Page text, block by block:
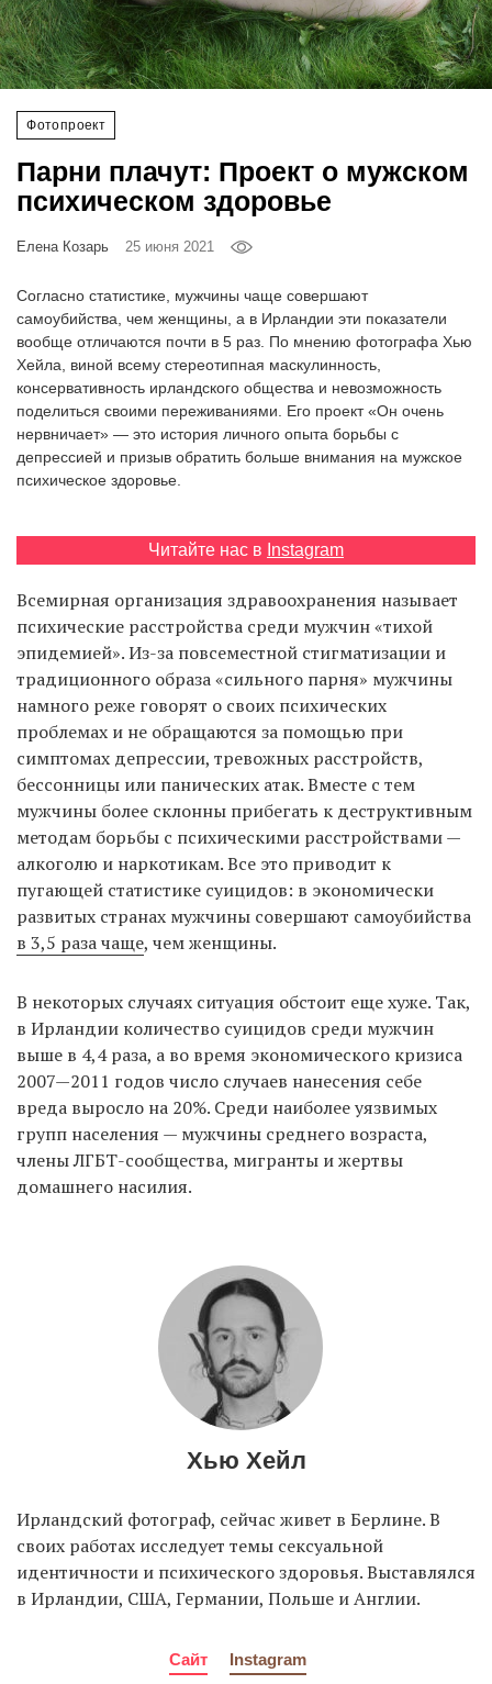
EN
UA
Фотопроект
Парни плачут: Проект о мужском
психическом здоровье
Елена Козарь 25 июня 2021
Согласно статистике, мужчины чаще совершают
самоубийства, чем женщины, а в Ирландии эти показатели
вообще отличаются почти в 5 раз. По мнению фотографа Хью
Хейла, виной всему стереотипная маскулинность,
консервативность ирландского общества и невозможность
поделиться своими переживаниями. Его проект «Он очень
нервничает» — это история личного опыта борьбы с
депрессией и призыв обратить больше внимания на мужское
психическое здоровье.
Читайте нас в Instagram
Всемирная организация здравоохранения называет
психические расстройства среди мужчин «тихой
эпидемией». Из-за повсеместной стигматизации и
традиционного образа «сильного парня» мужчины
намного реже говорят о своих психических
проблемах и не обращаются за помощью при
симптомах депрессии, тревожных расстройств,
бессонницы или панических атак. Вместе с тем
мужчины более склонны прибегать к деструктивным
методам борьбы с психическими расстройствами —
алкоголю и наркотикам. Все это приводит к
пугающей статистике суицидов: в экономически
развитых странах мужчины совершают самоубийства
в 3,5 раза чаще, чем женщины.
В некоторых случаях ситуация обстоит еще хуже. Так,
в Ирландии количество суицидов среди мужчин
выше в 4,4 раза, а во время экономического кризиса
2007—2011 годов число случаев нанесения себе
вреда выросло на 20%. Среди наиболее уязвимых
групп населения — мужчины среднего возраста,
члены ЛГБТ-сообщества, мигранты и жертвы
домашнего насилия.
Хью Хейл
Ирландский фотограф, сейчас живет в Берлине. В
своих работах исследует темы сексуальной
идентичности и психического здоровья. Выставлялся
в Ирландии, США, Германии, Польше и Англии.
Сайт Instagram